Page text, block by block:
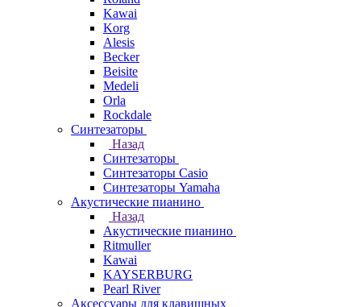
Kawai
Korg
Alesis
Becker
Beisite
Medeli
Orla
Rockdale
Синтезаторы
Назад
Синтезаторы
Синтезаторы Casio
Синтезаторы Yamaha
Акустические пианино
Назад
Акустические пианино
Ritmuller
Kawai
KAYSERBURG
Pearl River
Аксессуары для клавишных